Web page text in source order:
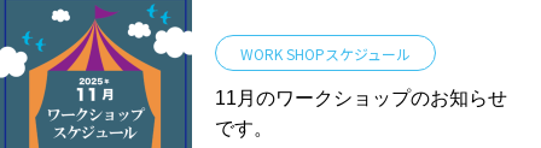
WORK SHOPスケジュール
11月のワークショップのお知らせ
です。